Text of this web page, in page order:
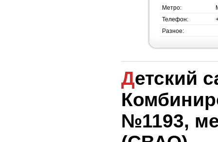
Метро:
Телефон:
Разное:
Детский сад
№1193,